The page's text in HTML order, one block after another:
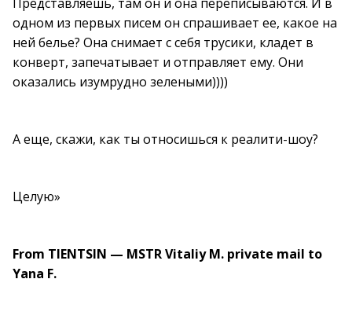
одном из первых писем он спрашивает ее, какое на
ней белье? Она снимает с себя трусики, кладет в
конверт, запечатывает и отправляет ему. Они
оказались изумрудно зелеными))))
А еще, скажи, как ты относишься к реалити-шоу?
Целую»
From TIENTSIN — MSTR Vitaliy M. private mail to
Yana F.